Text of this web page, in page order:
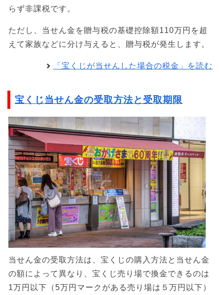
らず非課税です。
ただし、当せん金を贈与税の基礎控除額110万円を超
えて家族などに分け与えると、贈与税が発生します。
「宝くじが当せんした場合の税金」を読む
宝くじ当せん金の受取方法と受取期限
当せん金の受取方法は、宝くじの購入方法と当せん金
の額によって異なり、宝くじ売り場で換金できるのは
1万円以下（5万円マークがある売り場は５万円以下）